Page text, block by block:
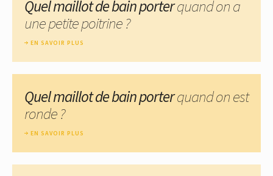
Quel maillot de bain porterquand on a
une petite poitrine ?
EN SAVOIR PLUS
Quel maillot de bain porterquand on est
ronde ?
EN SAVOIR PLUS